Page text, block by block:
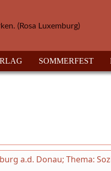
(Rosa Luxemburg)
SOMMERFEST
a.d. Donau; Thema: